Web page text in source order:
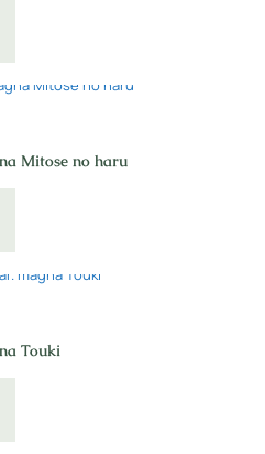
Mitose no haru
Touki